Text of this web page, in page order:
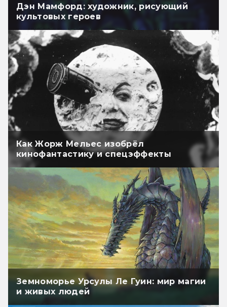
Дэн Мамфорд: художник, рисующий
культовых героев
Как Жорж Мельес изобрёл
кинофантастику и спецэффекты
Земноморье Урсулы Ле Гуин: мир магии
и живых людей